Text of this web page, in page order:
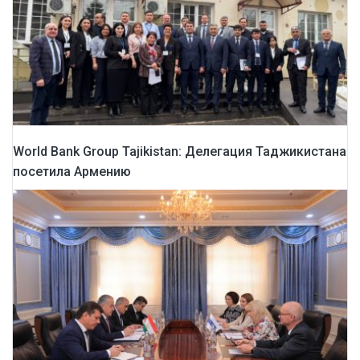
World Bank Group Tajikistan: Делегация Таджикистана
посетила Армению